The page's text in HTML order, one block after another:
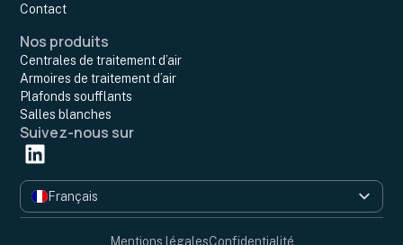
Contact
Nos produits
Centrales de traitement d’air
Armoires de traitement d’air
Plafonds soufflants
Salles blanches
Suivez-nous sur
Français
English
Mentions légalesConfidentialité